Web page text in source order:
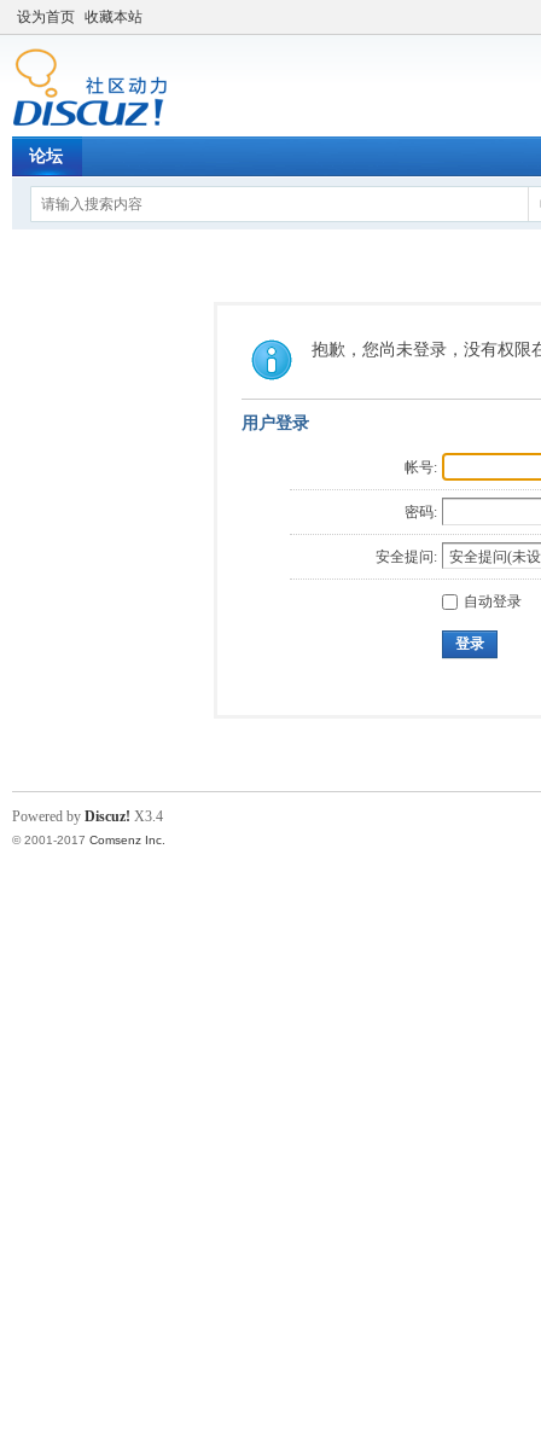
设为首页 收藏本站
论坛
抱歉，您尚未登录，没有权限
用户登录
帐号:
密码:
安全提问:
自动登录
登录
Powered by Discuz! X3.4
© 2001-2017 Comsenz Inc.